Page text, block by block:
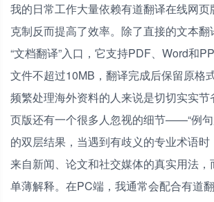
我的日常工作大量依赖有道翻译在线网
克制反而提高了效率。除了直接的文本翻
“文档翻译”入口，它支持PDF、Word和
文件不超过10MB，翻译完成后保留原格
频繁处理海外资料的人来说是切切实实
页版还有一个很多人忽视的细节——“例句
的双层结果，当遇到有歧义的专业术语
来自新闻、论文和社交媒体的真实用法
单薄解释。在PC端，我通常会配合有道